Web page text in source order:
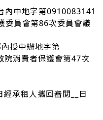
內中地字第0910083141
委員會第86次委員會議
授中辦地字第
消費者保護會第47次
經承租人攜回審閱__日